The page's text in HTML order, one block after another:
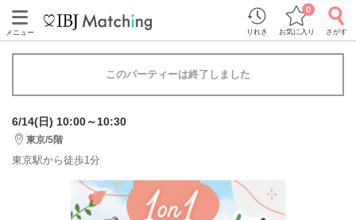
メニュー りれき お気に入り
0
さがす
このパーティーは終了しました
6/14(日) 10:00～10:30
東京/5階
東京駅から徒歩1分